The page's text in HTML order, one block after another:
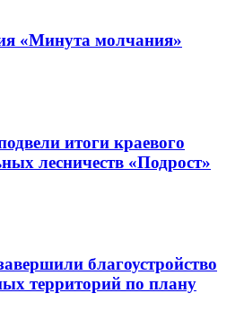
«Минута молчания»
итоги краевого
лесничеств «Подрост»
благоустройство
территорий по плану